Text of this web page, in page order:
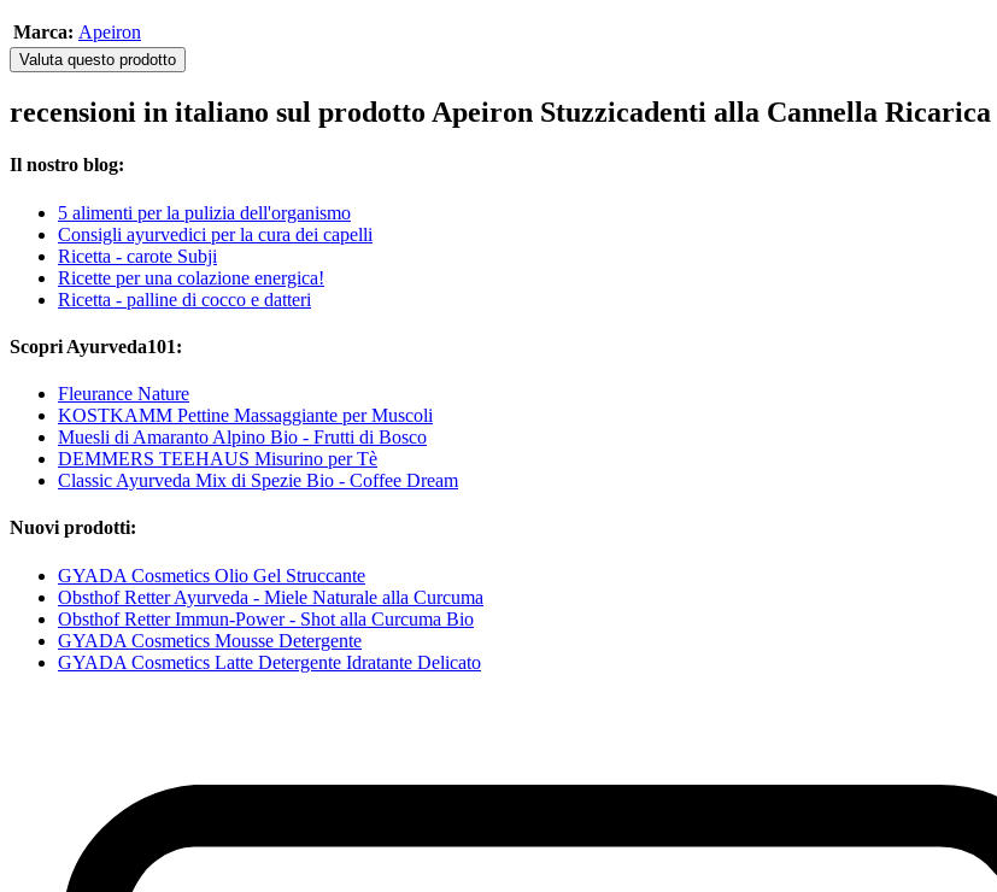
Marca: Apeiron
Valuta questo prodotto
recensioni in italiano sul prodotto Apeiron Stuzzicadenti alla Cannella Ricarica
Il nostro blog:
5 alimenti per la pulizia dell'organismo
Consigli ayurvedici per la cura dei capelli
Ricetta - carote Subji
Ricette per una colazione energica!
Ricetta - palline di cocco e datteri
Scopri Ayurveda101:
Fleurance Nature
KOSTKAMM Pettine Massaggiante per Muscoli
Muesli di Amaranto Alpino Bio - Frutti di Bosco
DEMMERS TEEHAUS Misurino per Tè
Classic Ayurveda Mix di Spezie Bio - Coffee Dream
Nuovi prodotti:
GYADA Cosmetics Olio Gel Struccante
Obsthof Retter Ayurveda - Miele Naturale alla Curcuma
Obsthof Retter Immun-Power - Shot alla Curcuma Bio
GYADA Cosmetics Mousse Detergente
GYADA Cosmetics Latte Detergente Idratante Delicato